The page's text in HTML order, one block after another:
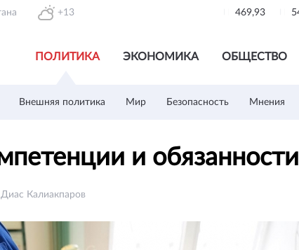
+13 469,93
ПОЛИТИКА ЭКОНОМИКА ОБЩЕСТВО
Внешняя политика Мир Безопасность Мнения
и
Диас Калиакпаров